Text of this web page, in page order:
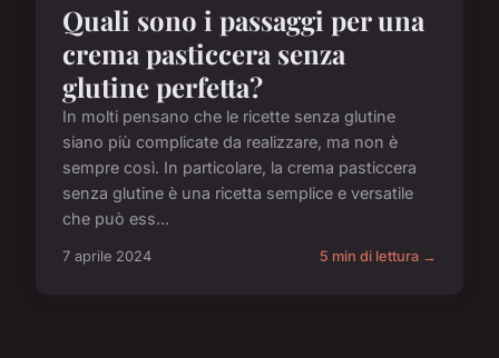
Quali sono i passaggi per una
crema pasticcera senza
glutine perfetta?
In molti pensano che le ricette senza glutine
siano più complicate da realizzare, ma non è
sempre così. In particolare, la crema pasticcera
senza glutine è una ricetta semplice e versatile
che può ess...
7 aprile 2024 5 min di lettura →